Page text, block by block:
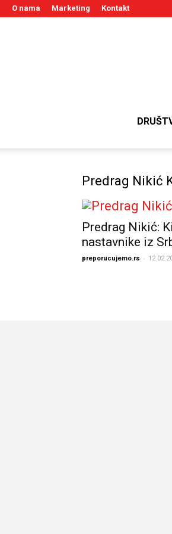
O nama Marketing Kontakt
Predrag Nikić
Predrag Nikić:
nastavnike iz
preporucujemo.rs -